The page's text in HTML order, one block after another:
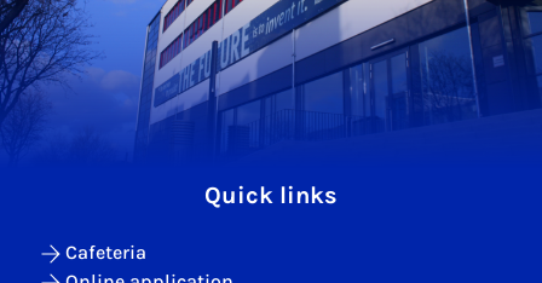
Quick links
Cafeteria